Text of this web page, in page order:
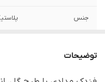
جنس
توضیحات